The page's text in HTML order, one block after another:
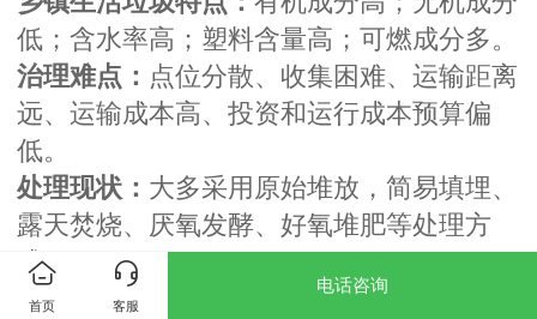
低；含水率高；塑料含量高；可燃成分多。
治理难点： 点位分散、收集困难、运输距离
远、运输成本高、投资和运行成本预算偏
低。
处理现状： 大多采用原始堆放，简易填埋、
露天焚烧、厌氧发酵、好氧堆肥等处理方
式。
存在隐患：侵占土地、传播疾病、产生恶臭
首页 客服
电话咨询